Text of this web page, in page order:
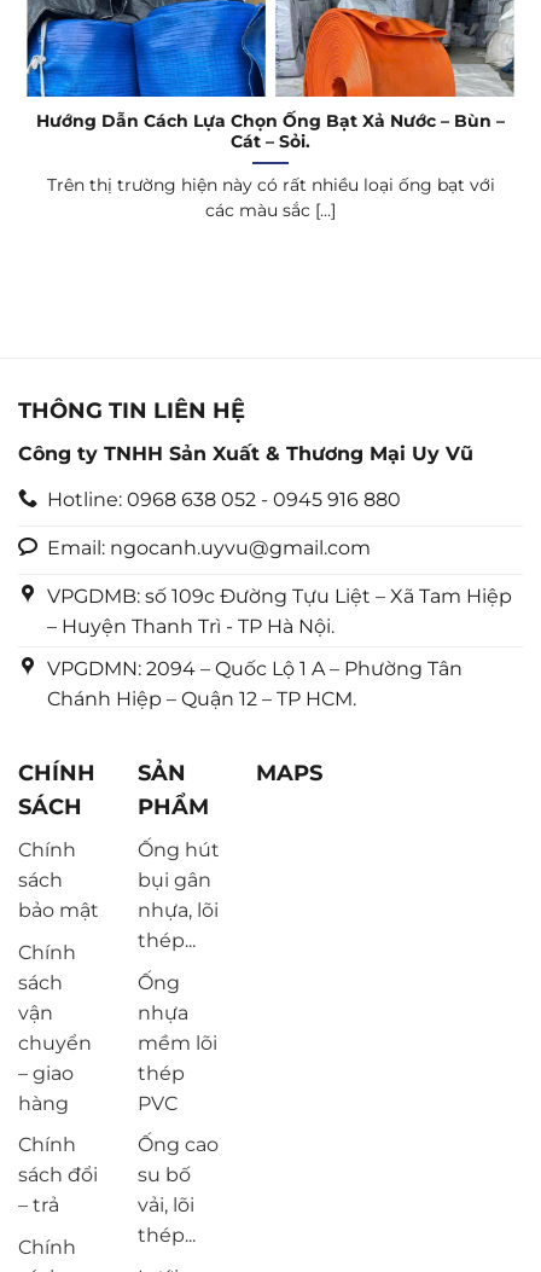
Hướng Dẫn Cách Lựa Chọn Ống Bạt Xả Nước – Bùn –
Cát – Sỏi.
Trên thị trường hiện này có rất nhiều loại ống bạt với
các màu sắc [...]
THÔNG TIN LIÊN HỆ
Công ty TNHH Sản Xuất & Thương Mại Uy Vũ
Hotline: 0968 638 052 - 0945 916 880
Email: ngocanh.uyvu@gmail.com
VPGDMB: số 109c Đường Tựu Liệt – Xã Tam Hiệp
– Huyện Thanh Trì - TP Hà Nội.
VPGDMN: 2094 – Quốc Lộ 1 A – Phường Tân
Chánh Hiệp – Quận 12 – TP HCM.
CHÍNH
SÁCH
Chính
sách
bảo mật
Chính
sách
vận
chuyển
– giao
hàng
Chính
sách đổi
– trả
Chính
SẢN
PHẨM
Ống hút
bụi gân
nhựa, lõi
thép...
Ống
nhựa
mềm lõi
thép
PVC
Ống cao
su bố
vải, lõi
thép...
MAPS